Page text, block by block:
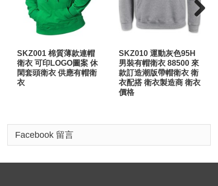
SKZ001 棉質薄款連帽
衛衣 可印LOGO圖案 休
閑套頭衛衣 供應有帽衛
衣
SKZ010 運動灰色95H
男裝有帽衛衣 88500 來
款訂造潮版帶帽衛衣 衛
衣配搭 衛衣製造商 衛衣
價格
Next
Facebook 留言